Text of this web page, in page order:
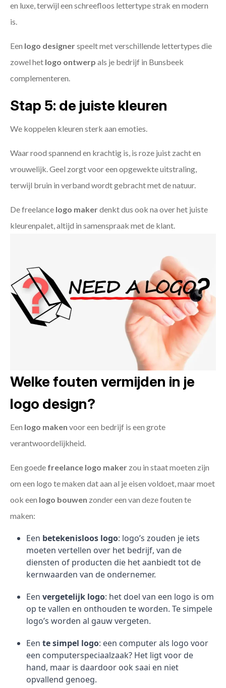
en luxe, terwijl een schreefloos lettertype strak en modern
is.
Een logo designerspeelt met verschillende lettertypes die
zowel het logo ontwerp als je bedrijf in Bunsbeek
complementeren.
Stap 5: de juiste kleuren
We koppelen kleuren sterk aan emoties.
Waar rood spannend en krachtig is, is roze juist zacht en
vrouwelijk. Geel zorgt voor een opgewekte uitstraling,
terwijl bruin in verband wordt gebracht met de natuur.
De freelance logo makerdenkt dus ook na over het juiste
kleurenpalet, altijd in samenspraak met de klant.
Welke fouten vermijden in je
logo design?
Een logo maken voor een bedrijf is een grote
verantwoordelijkheid.
Een goede freelance logo maker zou in staat moeten zijn
om een logo te maken dat aan al je eisen voldoet, maar moet
ook een logo bouwen zonder een van deze fouten te
maken:
Een betekenisloos logo: logo’s zouden je iets
moeten vertellen over het bedrijf, van de
diensten of producten die het aanbiedt tot de
kernwaarden van de ondernemer.
Een vergetelijk logo: het doel van een logo is om
op te vallen en onthouden te worden. Te simpele
logo’s worden al gauw vergeten.
Een te simpel logo: een computer als logo voor
een computerspeciaalzaak? Het ligt voor de
hand, maar is daardoor ook saai en niet
opvallend genoeg.